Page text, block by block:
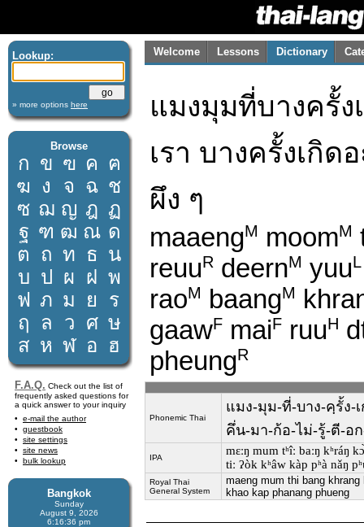
Lookup:
» more options here
Browse
ก ข ฃ ค ฅ
ฆ ง จ ฉ ช
ซ ฌ ญ ฎ ฏ
ฐ ฑ ฒ ณ ด
ต ถ ท ธ น
บ ป ผ ฝ พ
ฟ ภ ม ย
ร
ฤ
ล ว ศ ษ
ส ห ฬ อ ฮ
F.A.Q. Check out the list of
frequently asked questions for
a quick answer to your inquiry
e-mail the author
guestbook
site settings
site news
bulk lookup
Bangkok
Sunday
August 9, 2026
6:16:37 pm
Welcome Lessons Dictionary
แมงมุมที่บางครั้ง
เรา บางครั้งเกิ
ผึง ๆ
maaengM moomM
reuuR deernM yuuL
raoM baangM
gaawF maiF ruuH
pheungR
Phonemic Thai
แมง-มุม-ที่-บาง-คฺรั้ง-
คึ่น-มา-ก้อ-ไม่-รู้-ตี-อ
IPA
mɛːŋ mum tʰîː baːŋ kʰráŋ
tiː ʔòk kʰâw kàp pʰà nǎŋ
Royal Thai
General System
maeng mum thi bang
khao kap phanang phueng